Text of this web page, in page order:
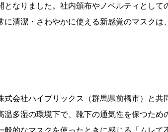
なりました。社内頒布やノベルティとして
清潔・さわやかに使える新感覚のマスクは
式会社ハイブリックス（群馬県前橋市）と共
多湿の環境下で、靴下の通気性を保つため
的なマスクを使ったときに感じる「ムレて